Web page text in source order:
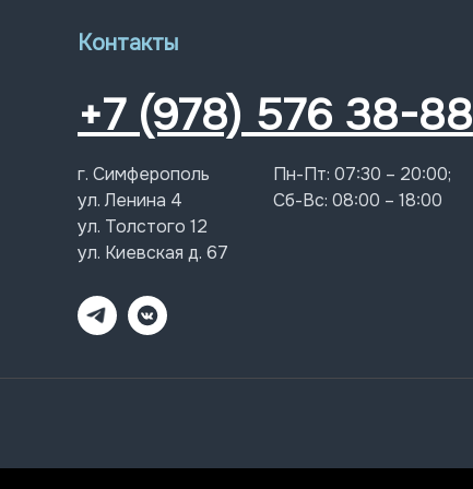
+7 (978) 576 38-88
Контакты
г. Симферополь
ул. Ленина 4
ул. Толстого 12
ул. Киевская д. 67
Пн-Пт: 07:30 – 20:00;
Сб-Вс: 08:00 – 18:00